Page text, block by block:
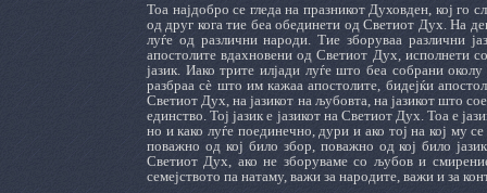
Тоа најдобро се гледа на празникот Духовден, кој го
од друг кога тие беа обединети од Светиот Дух. На
луѓе од различни народи. Тие зборуваа различни
апостолите вдахновени од Светиот Дух, исполнети
јазик. Иако трите илјади луѓе што беа собрани
разбраа сè што им кажаа апостолите, бидејќи
Светиот Дух, на јазикот на љубовта, на јазикот што
единство. Тој јазик е јазикот на Светиот Дух. Тоа е
но и како луѓе поединечно, дури и ако тој на кој му
поважно од кој било збор, поважно од кој било
Светиот Дух, ако не зборуваме со љубов и
семејството па натаму, важи за народите, важи и за